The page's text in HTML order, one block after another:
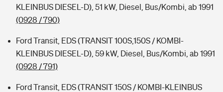
KLEINBUS DIESEL-D), 51 kW, Diesel, Bus/Kombi, ab 1991
(0928 / 790)
Ford Transit, EDS (TRANSIT 100S,150S / KOMBI-
KLEINBUS DIESEL-D), 59 kW, Diesel, Bus/Kombi, ab 1991
(0928 / 791)
Ford Transit, EDS (TRANSIT 150S / KOMBI-KLEINBUS